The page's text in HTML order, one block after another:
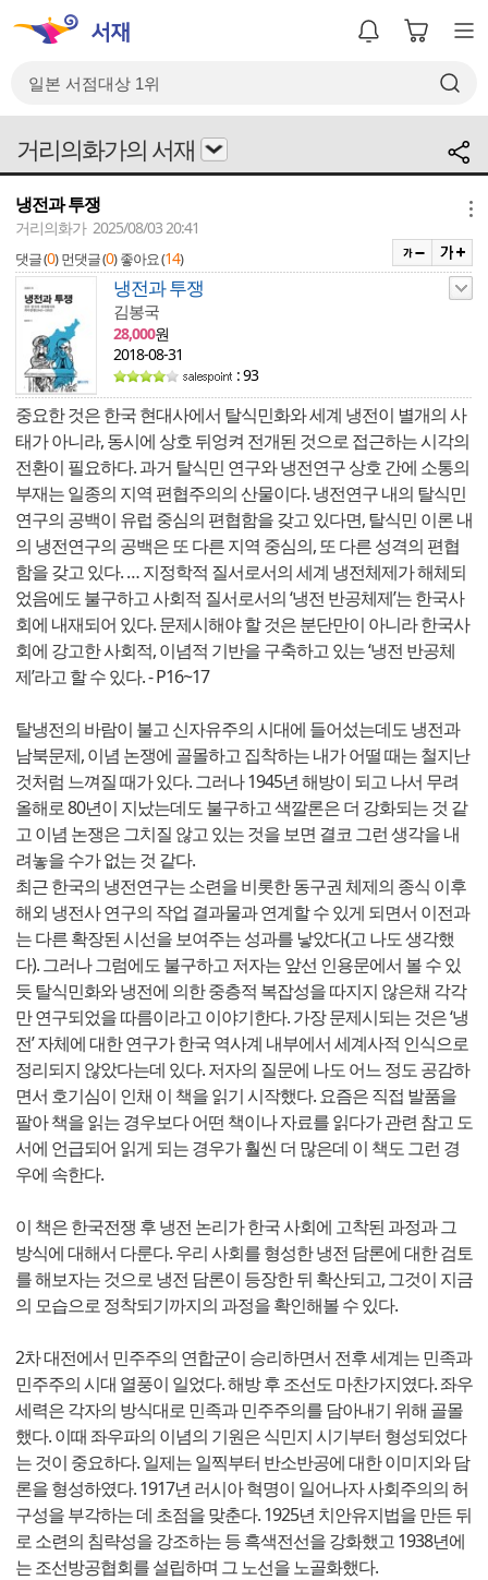
거리의화가의 서재
냉전과 투쟁
거리의화가 2025/08/03 20:41
댓글 (0) 먼댓글 (0) 좋아요 (14)
냉전과 투쟁
김봉국
28,000원
2018-08-31
: 93
중요한 것은 한국 현대사에서 탈식민화와 세계 냉전이 별개의 사
태가 아니라, 동시에 상호 뒤엉켜 전개된 것으로 접근하는 시각의
전환이 필요하다. 과거 탈식민 연구와 냉전연구 상호 간에 소통의
부재는 일종의 지역 편협주의의 산물이다. 냉전연구 내의 탈식민
연구의 공백이 유럽 중심의 편협함을 갖고 있다면, 탈식민 이론 내
의 냉전연구의 공백은 또 다른 지역 중심의, 또 다른 성격의 편협
함을 갖고 있다. … 지정학적 질서로서의 세계 냉전체제가 해체되
었음에도 불구하고 사회적 질서로서의 ‘냉전 반공체제’는 한국사
회에 내재되어 있다. 문제시해야 할 것은 분단만이 아니라 한국사
회에 강고한 사회적, 이념적 기반을 구축하고 있는 ‘냉전 반공체
제’라고 할 수 있다. - P16~17
탈냉전의 바람이 불고 신자유주의 시대에 들어섰는데도 냉전과
남북문제, 이념 논쟁에 골몰하고 집착하는 내가 어떨 때는 철지난
것처럼 느껴질 때가 있다. 그러나 1945년 해방이 되고 나서 무려
올해로 80년이 지났는데도 불구하고 색깔론은 더 강화되는 것 같
고 이념 논쟁은 그치질 않고 있는 것을 보면 결코 그런 생각을 내
려놓을 수가 없는 것 같다.
최근 한국의 냉전연구는 소련을 비롯한 동구권 체제의 종식 이후
해외 냉전사 연구의 작업 결과물과 연계할 수 있게 되면서 이전과
는 다른 확장된 시선을 보여주는 성과를 낳았다(고 나도 생각했
다). 그러나 그럼에도 불구하고 저자는 앞선 인용문에서 볼 수 있
듯 탈식민화와 냉전에 의한 중층적 복잡성을 따지지 않은채 각각
만 연구되었을 따름이라고 이야기한다. 가장 문제시되는 것은 ‘냉
전’ 자체에 대한 연구가 한국 역사계 내부에서 세계사적 인식으로
정리되지 않았다는데 있다. 저자의 질문에 나도 어느 정도 공감하
면서 호기심이 인채 이 책을 읽기 시작했다. 요즘은 직접 발품을
팔아 책을 읽는 경우보다 어떤 책이나 자료를 읽다가 관련 참고 도
서에 언급되어 읽게 되는 경우가 훨씬 더 많은데 이 책도 그런 경
우에 속한다.
이 책은 한국전쟁 후 냉전 논리가 한국 사회에 고착된 과정과 그
방식에 대해서 다룬다. 우리 사회를 형성한 냉전 담론에 대한 검토
를 해보자는 것으로 냉전 담론이 등장한 뒤 확산되고, 그것이 지금
의 모습으로 정착되기까지의 과정을 확인해볼 수 있다.
2차 대전에서 민주주의 연합군이 승리하면서 전후 세계는 민족과
민주주의 시대 열풍이 일었다. 해방 후 조선도 마찬가지였다. 좌우
세력은 각자의 방식대로 민족과 민주주의를 담아내기 위해 골몰
했다. 이때 좌우파의 이념의 기원은 식민지 시기부터 형성되었다
는 것이 중요하다. 일제는 일찍부터 반소반공에 대한 이미지와 담
론을 형성하였다. 1917년 러시아 혁명이 일어나자 사회주의의 허
구성을 부각하는 데 초점을 맞춘다. 1925년 치안유지법을 만든 뒤
로 소련의 침략성을 강조하는 등 흑색전선을 강화했고 1938년에
는 조선방공협회를 설립하며 그 노선을 노골화했다.